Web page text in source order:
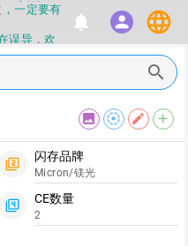
一定要有
误导，欢
产工具标
吧
，过分了
考，DIY
工具提供的
工具都不
，一定要有
误导，欢
最正确的
notifications person language
search
image filter_tilt_shift edit add
filter_2
闪存品牌
Micron/镁光
filter_4
CE数量
2